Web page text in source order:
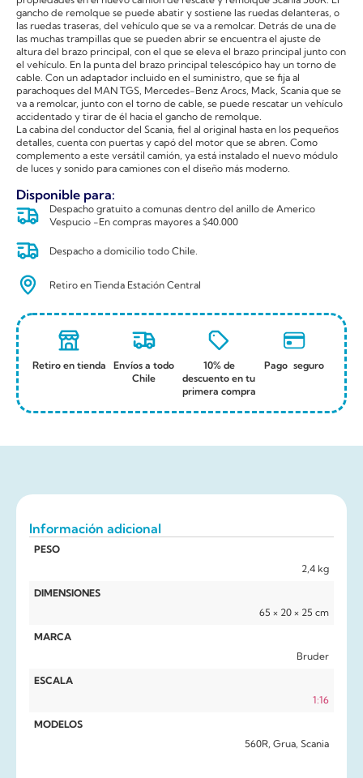
gancho de remolque se puede abatir y sostiene las ruedas delanteras, o
las ruedas traseras, del vehículo que se va a remolcar. Detrás de una de
las muchas trampillas que se pueden abrir se encuentra el ajuste de
altura del brazo principal, con el que se eleva el brazo principal junto con
el vehículo. En la punta del brazo principal telescópico hay un torno de
cable. Con un adaptador incluido en el suministro, que se fija al
parachoques del MAN TGS, Mercedes-Benz Arocs, Mack, Scania que se
va a remolcar, junto con el torno de cable, se puede rescatar un vehículo
accidentado y tirar de él hacia el gancho de remolque.
La cabina del conductor del Scania, fiel al original hasta en los pequeños
detalles, cuenta con puertas y capó del motor que se abren. Como
complemento a este versátil camión, ya está instalado el nuevo módulo
de luces y sonido para camiones con el diseño más moderno.
Disponible para:
Despacho gratuito a comunas dentro del anillo de Americo
Vespucio -En compras mayores a $40.000
Despacho a domicilio todo Chile.
Retiro en Tienda Estación Central
Retiro en tienda
Envíos a todo
Chile
10% de
descuento en tu
primera compra
Pago seguro
Información adicional
PESO
2,4 kg
DIMENSIONES
65 × 20 × 25 cm
MARCA
Bruder
ESCALA
1:16
MODELOS
560R, Grua, Scania